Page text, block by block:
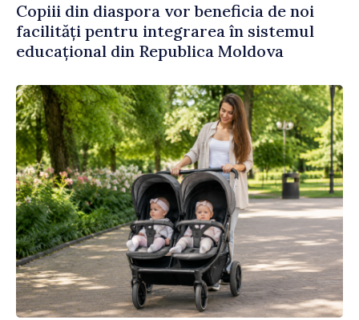
Copiii din diaspora vor beneficia de noi
facilități pentru integrarea în sistemul
educațional din Republica Moldova